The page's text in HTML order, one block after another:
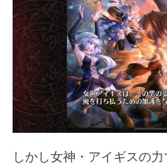
しかし女神・アイギスの